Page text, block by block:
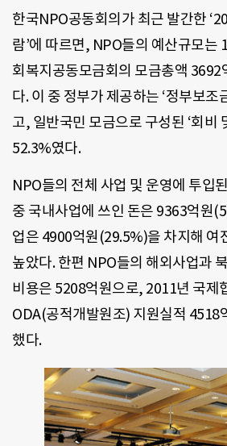
한국NPO공동회의가 최근 발간한
람’에 따르면, NPO들의 예산규모는
회복지공동모금회의 모금총액 3692
다. 이 중 정부가 제공하는 ‘정부보조
고, 일반국민 모금으로 구성된 ‘회비
52.3%였다.
NPO들의 전체 사업 및 운영에 투입
중 국내사업에 쓰인 돈은 9363억원
업은 4900억원(29.5%)을 차지해 여
높았다. 한편 NPO들의 해외사업과
비용은 5208억원으로, 2011년 국제
ODA(공적개발원조) 지원실적 4518
했다.